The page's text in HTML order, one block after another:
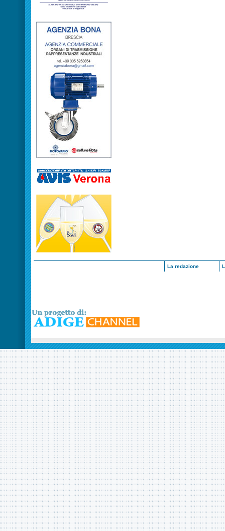
La redazione